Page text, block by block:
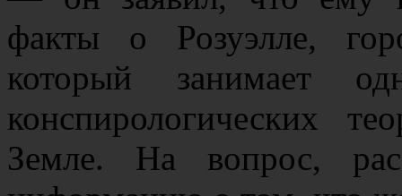
факты о Розуэлле,
который занимает
конспирологических
Земле. На вопрос,